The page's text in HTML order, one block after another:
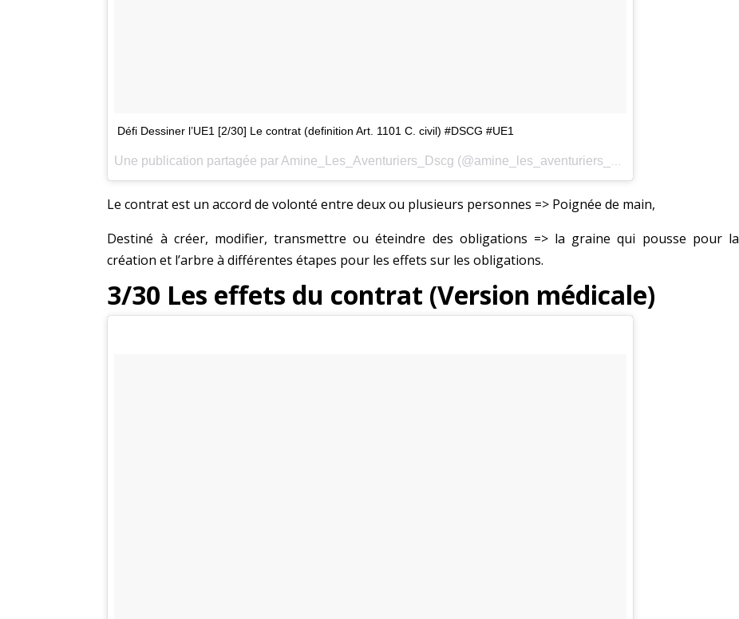
Défi Dessiner l’UE1 [2/30] Le contrat (definition Art. 1101 C. civil) #DSCG #UE1
Le contrat est un accord de volonté entre deux ou plusieurs personnes => Poignée de main,
Destiné à créer, modifier, transmettre ou éteindre des obligations => la graine qui pousse pour la
création et l’arbre à différentes étapes pour les effets sur les obligations.
3/30 Les effets du contrat (Version médicale)